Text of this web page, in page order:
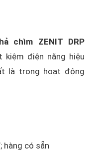
chìm ZENIT DRP
kiệm điện năng hiệu
là trong hoạt động
có sẵn